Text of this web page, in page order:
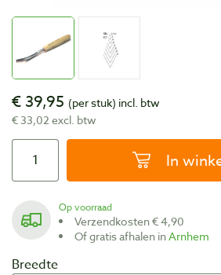
€ 39,95 (per stuk) incl. btw
€ 33,02 excl. btw
In
Op voorraad
Verzendkosten € 4,90
Of gratis afhalen inArnhem
Breedte